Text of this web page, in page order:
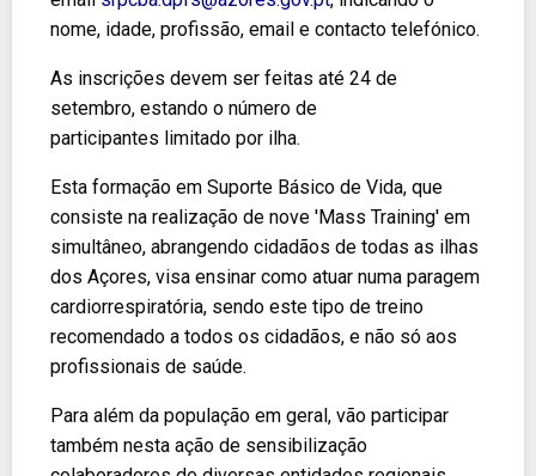
nome, idade, profissão, email e contacto telefónico.
As inscrições devem ser feitas até 24 de
setembro, estando o número de
participantes limitado por ilha.
Esta formação em Suporte Básico de Vida, que
consiste na realização de nove 'Mass Training' em
simultâneo, abrangendo cidadãos de todas as ilhas
dos Açores, visa ensinar como atuar numa paragem
cardiorrespiratória, sendo este tipo de treino
recomendado a todos os cidadãos, e não só aos
profissionais de saúde.
Para além da população em geral, vão participar
também nesta ação de sensibilização